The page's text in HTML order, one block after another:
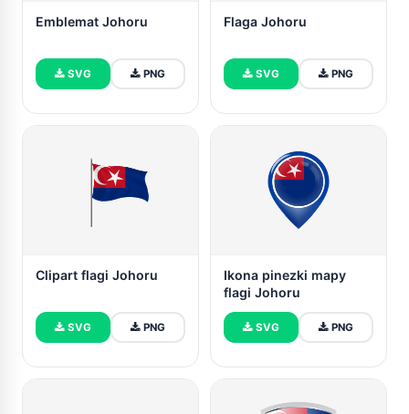
Emblemat Johoru
SVG PNG
Flaga Johoru
SVG PNG
Clipart flagi Johoru
SVG PNG
Ikona pinezki mapy
flagi Johoru
SVG PNG